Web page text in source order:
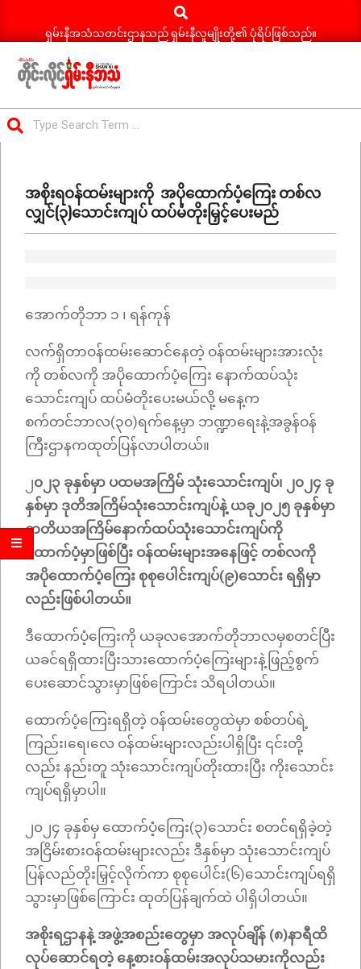
Search
ရှမ်းနီအသံသတင်းဌာနသည် ရှမ်းနီလူမျိုးတို့၏ ပုံရိပ်ဖြစ်သည်။
ရှမ်း
နီ
သတင်း
Menuအစိုးရဝန်ထမ်းများကို အပိုထောက်ပံ့ကြေး တစ်လ
လျှင်(၃)သောင်းကျပ် ထပ်မံတိုးမြှင့်ပေးမည်
အောက်တိုဘာ ၁ ၊ ရန်ကုန်
လက်ရှိတာဝန်ထမ်းဆောင်နေတဲ့ ဝန်ထမ်းများအားလုံး
ကို တစ်လကို အပိုထောက်ပံ့ကြေး နောက်ထပ်သုံး
သောင်းကျပ် ထပ်မံတိုးပေးမယ်လို့ မနေ့က
စက်တင်ဘာလ(၃၀)ရက်နေ့မှာ ဘဏ္ဍာရေးနဲ့အခွန်ဝန်
ကြီးဌာနကထုတ်ပြန်လာပါတယ်။
၂၀၂၃ ခုနှစ်မှာ ပထမအကြိမ် သုံးသောင်းကျပ်၊ ၂၀၂၄ ခု
နှစ်မှာ ဒုတိအကြိမ်သုံးသောင်းကျပ်နဲ့ ယခု၂၀၂၅ ခုနှစ်မှာ
တတိယအကြိမ်နောက်ထပ်သုံးသောင်းကျပ်ကို
ထောက်ပံ့မှာဖြစ်ပြီး ဝန်ထမ်းများအနေဖြင့် တစ်လကို
အပိုထောက်ပံ့ကြေး စုစုပေါင်းကျပ်(၉)သောင်း ရရှိမှာ
လည်းဖြစ်ပါတယ်။
ဒီထောက်ပံ့ကြေးကို ယခုလအောက်တိုဘာလမှစတင်ပြီး
ယခင်ရရှိထားပြီးသားထောက်ပံ့ကြေးများနဲ့ဖြည့်စွက်
ပေးဆောင်သွားမှာဖြစ်ကြောင်း သိရပါတယ်။
ထောက်ပံ့ကြေးရရှိတဲ့ ဝန်ထမ်းတွေထဲမှာ စစ်တပ်ရဲ့
ကြည်း၊ရေ၊လေ ဝန်ထမ်းများလည်းပါရှိပြီး ၎င်းတို့
လည်း နည်းတူ သုံးသောင်းကျပ်တိုးထားပြီး ကိုးသောင်း
ကျပ်ရရှိမှာပါ။
၂၀၂၄ ခုနှစ်မှ ထောက်ပံ့ကြေး(၃)သောင်း စတင်ရရှိခဲ့တဲ့
အငြိမ်းစားဝန်ထမ်းများလည်း ဒီနှစ်မှာ သုံးသောင်းကျပ်
ပြန်လည်တိုးမြှင့်လိုက်ကာ စုစုပေါင်း(၆)သောင်းကျပ်ရရှိ
သွားမှာဖြစ်ကြောင်း ထုတ်ပြန်ချက်ထဲ ပါရှိပါတယ်။
အစိုးရဌာနနဲ့ အဖွဲ့အစည်းတွေမှာ အလုပ်ချိန် (၈)နာရီထိ
လုပ်ဆောင်ရတဲ့ နေ့စားဝန်ထမ်းအလုပ်သမားကိုလည်း